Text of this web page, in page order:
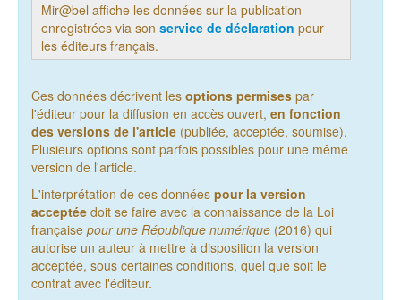
Mir@bel affiche les données sur la publication
enregistrées via son service de déclaration pour
les éditeurs français.
Ces données décrivent les options permises par
l'éditeur pour la diffusion en accès ouvert, en fonction
des versions de l'article (publiée, acceptée, soumise).
Plusieurs options sont parfois possibles pour une même
version de l'article.
L'interprétation de ces données pour la version
acceptée doit se faire avec la connaissance de la Loi
française pour une République numérique (2016) qui
autorise un auteur à mettre à disposition la version
acceptée, sous certaines conditions, quel que soit le
contrat avec l'éditeur.